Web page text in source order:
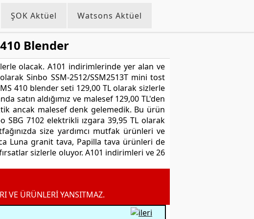
ŞOK Aktüel Watsons Aktüel
Blender
olacak. A101 indirimlerinde yer alan ve
Sinbo SSM-2512/SSM2513T mini tost
410 blender seti 129,00 TL olarak sizlerle
satın aldığımız ve malesef 129,00 TL'den
ancak malesef denk gelemedik. Bu ürün
7102 elektrikli ızgara 39,95 TL olarak
size yardımcı mutfak ürünleri ve
Luna granit tava, Papilla tava ürünleri de
sizlerle oluyor. A101 indirimleri ve 26
VE ÜRÜNLERİ YANSITMAZ.